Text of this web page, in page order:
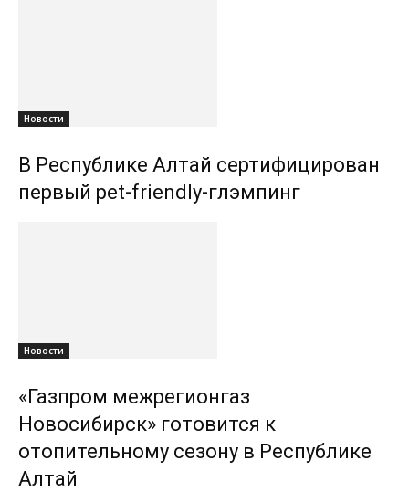
Новости
В Республике Алтай сертифицирован
первый pet-friendly-глэмпинг
Новости
«Газпром межрегионгаз
Новосибирск» готовится к
отопительному сезону в Республике
Алтай